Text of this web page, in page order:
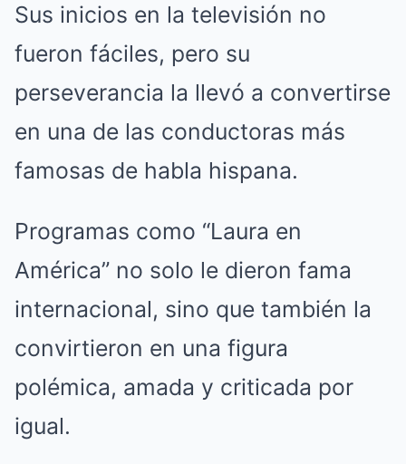
Sus inicios en la televisión no
fueron fáciles, pero su
perseverancia la llevó a convertirse
en una de las conductoras más
famosas de habla hispana.
Programas como “Laura en
América” no solo le dieron fama
internacional, sino que también la
convirtieron en una figura
polémica, amada y criticada por
igual.